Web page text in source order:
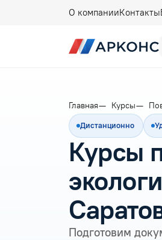
О компанииКонтакты
Главная Курсы
Дистанционно
Курсы
Подготовим